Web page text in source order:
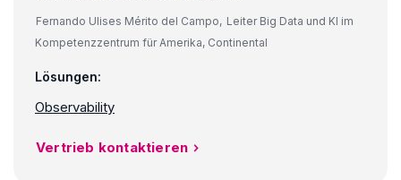
Fernando Ulises Mérito del Campo, Leiter Big Data und KI im
Kompetenzzentrum für Amerika, Continental
Lösungen:
Observability
Vertrieb kontaktieren